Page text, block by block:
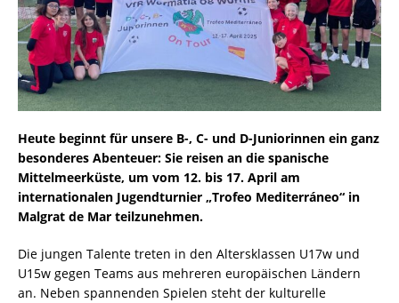
Heute beginnt für unsere B-, C- und D-Juniorinnen ein ganz
besonderes Abenteuer: Sie reisen an die spanische
Mittelmeerküste, um vom 12. bis 17. April am
internationalen Jugendturnier „Trofeo Mediterráneo“ in
Malgrat de Mar teilzunehmen.
Die jungen Talente treten in den Altersklassen U17w und
U15w gegen Teams aus mehreren europäischen Ländern
an. Neben spannenden Spielen steht der kulturelle